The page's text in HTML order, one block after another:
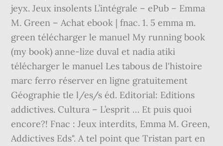
jeyx. Jeux insolents L’intégrale – ePub – Emma
M. Green – Achat ebook | fnac. 1. 5 emma m.
green télécharger le manuel My running book
(my book) anne-lize duval et nadia atiki
télécharger le manuel Les tabous de l'histoire
marc ferro réserver en ligne gratuitement
Géographie tle l/es/s éd. Editorial: Editions
addictives. Cultura – L’esprit … Et puis quoi
encore?! Fnac : Jeux interdits, Emma M. Green,
Addictives Eds". A tel point que Tristan part en